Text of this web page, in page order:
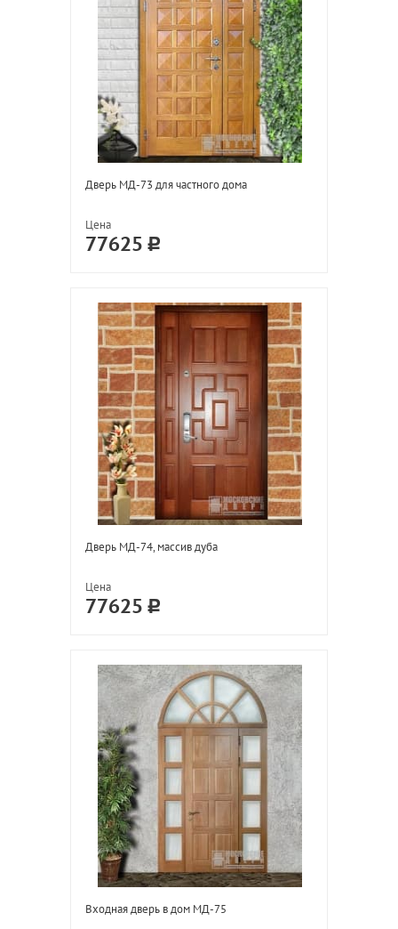
Дверь МД-73 для частного дома
Цена
77625
Дверь МД-74, массив дуба
Цена
77625
Входная дверь в дом МД-75